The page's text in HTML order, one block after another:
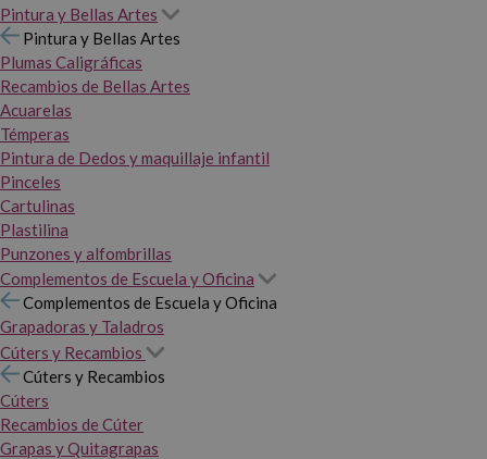
Pintura y Bellas Artes
Pintura y Bellas Artes
Plumas Caligráficas
Recambios de Bellas Artes
Acuarelas
Témperas
Pintura de Dedos y maquillaje infantil
Pinceles
Cartulinas
Plastilina
Punzones y alfombrillas
Complementos de Escuela y Oficina
Complementos de Escuela y Oficina
Grapadoras y Taladros
Cúters y Recambios
Cúters y Recambios
Cúters
Recambios de Cúter
Grapas y Quitagrapas